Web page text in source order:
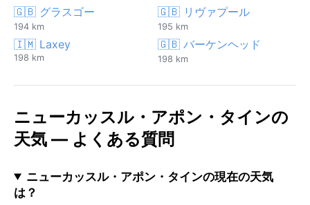
🇬🇧 グラスゴー
194 km
🇬🇧 リヴァプール
195 km
🇮🇲 Laxey
198 km
🇬🇧 バーケンヘッド
198 km
ニューカッスル・アポン・タインの
天気 — よくある質問
ニューカッスル・アポン・タインの現在の天気
は？